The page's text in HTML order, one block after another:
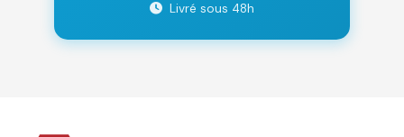
Livré sous 48h